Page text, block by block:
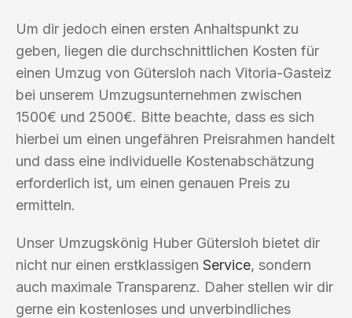
Um dir jedoch einen ersten Anhaltspunkt zu
geben, liegen die durchschnittlichen Kosten für
einen Umzug von Gütersloh nach Vitoria-Gasteiz
bei unserem Umzugsunternehmen zwischen
1500€ und 2500€. Bitte beachte, dass es sich
hierbei um einen ungefähren Preisrahmen handelt
und dass eine individuelle Kostenabschätzung
erforderlich ist, um einen genauen Preis zu
ermitteln.
Unser Umzugskönig Huber Gütersloh bietet dir
nicht nur einen erstklassigen Service, sondern
auch maximale Transparenz. Daher stellen wir dir
gerne ein kostenloses und unverbindliches